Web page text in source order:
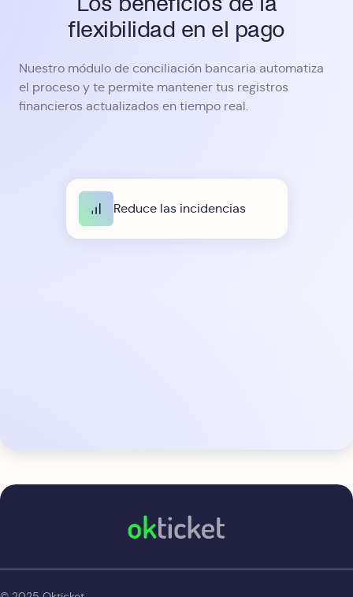
flexibilidad en el pago
Nuestro módulo de conciliación bancaria automatiza
el proceso y te permite mantener tus registros
financieros actualizados en tiempo real.
Reduce las incidencias